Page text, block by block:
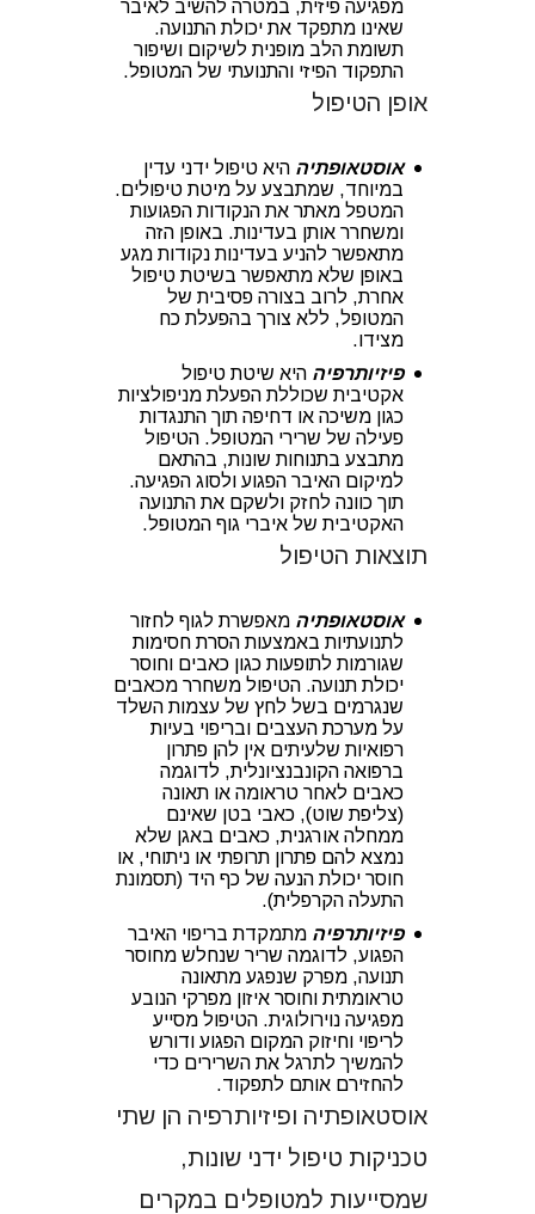
מפגיעה פיזית, במטרה להשיב לאיבר
שאינו מתפקד את יכולת התנועה.
תשומת הלב מופנית לשיקום ושיפור
התפקוד הפיזי והתנועתי של המטופל.
אופן הטיפול
אוסטאופתיה היא טיפול ידני עדין
במיוחד, שמתבצע על מיטת טיפולים.
המטפל מאתר את הנקודות הפגועות
ומשחרר אותן בעדינות. באופן הזה
מתאפשר להניע בעדינות נקודות מגע
באופן שלא מתאפשר בשיטת טיפול
אחרת, לרוב בצורה פסיבית של
המטופל, ללא צורך בהפעלת כח
מצידו.
פיזיותרפיה היא שיטת טיפול
אקטיבית שכוללת הפעלת מניפולציות
כגון משיכה או דחיפה תוך התנגדות
פעילה של שרירי המטופל. הטיפול
מתבצע בתנוחות שונות, בהתאם
למיקום האיבר הפגוע ולסוג הפגיעה.
תוך כוונה לחזק ולשקם את התנועה
האקטיבית של איברי גוף המטופל.
תוצאות הטיפול
אוסטאופתיה מאפשרת לגוף לחזור
לתנועתיות באמצעות הסרת חסימות
שגורמות לתופעות כגון כאבים וחוסר
יכולת תנועה. הטיפול משחרר מכאבים
שנגרמים בשל לחץ של עצמות השלד
על מערכת העצבים ובריפוי בעיות
רפואיות שלעיתים אין להן פתרון
ברפואה הקונבנציונלית, לדוגמה
כאבים לאחר טראומה או תאונה
(צליפת שוט), כאבי בטן שאינם
ממחלה אורגנית, כאבים באגן שלא
נמצא להם פתרון תרופתי או ניתוחי, או
חוסר יכולת הנעה של כף היד (תסמונת
התעלה הקרפלית).
פיזיותרפיה מתמקדת בריפוי האיבר
הפגוע, לדוגמה שריר שנחלש מחוסר
תנועה, מפרק שנפגע מתאונה
טראומתית וחוסר איזון מפרקי הנובע
מפגיעה נוירולוגית. הטיפול מסייע
לריפוי וחיזוק המקום הפגוע ודורש
להמשיך לתרגל את השרירים כדי
להחזירם אותם לתפקוד.
אוסטאופתיה ופיזיותרפיה הן שתי
טכניקות טיפול ידני שונות,
שמסייעות למטופלים במקרים